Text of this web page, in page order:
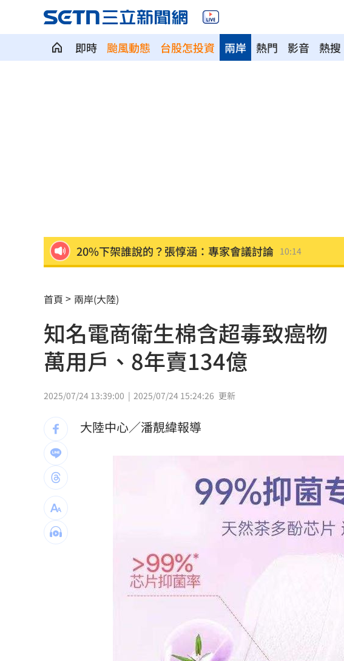
即時 颱風動態 台股怎投資 熱門 影音 熱搜
兩岸
20%下架誰說的？張惇涵：專家會議討論 10:14
詭滑行自撞…他折腰姿勢成屍！死者身份曝
議員：台中宣導AI圖，主管機關配中國國徽 10:13
高檢署主任轟「雞同鴨講」 黃偉哲反擊了
東發號遭灌負評破2萬則！老饕真實心得曝
天后化妝師告別式 江蕙、張惠妹花籃致哀
喝這種冰拿鐵 30歲男劇烈腹痛、險洗腎！ 10:03
父代簽…兒「14天教召不去」付出慘痛代價 10:03
許忠信質詢炫耀飛行夾克！陳清龍回應了 10:02
營養午餐「廚餘給弱勢吃」？蔣萬安回應了 10:01
連上路都不行 卻是拍賣會的夢幻逸品
Amelie’s Bagel「野生藍莓貝果」新登場
馬斯克喊獨家指定！輝達秀慶祝行情 09:58
首頁 兩岸(大陸)
知名電商衛生棉含超毒致癌
萬用戶、8年賣134億
2025/07/24 13:39:00 2025/07/24 15:24:26 更新
大陸中心／潘靚緯報導